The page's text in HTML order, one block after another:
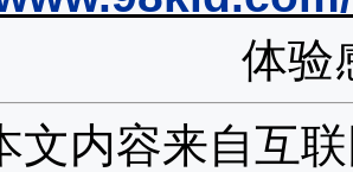
体验
文内容来自互